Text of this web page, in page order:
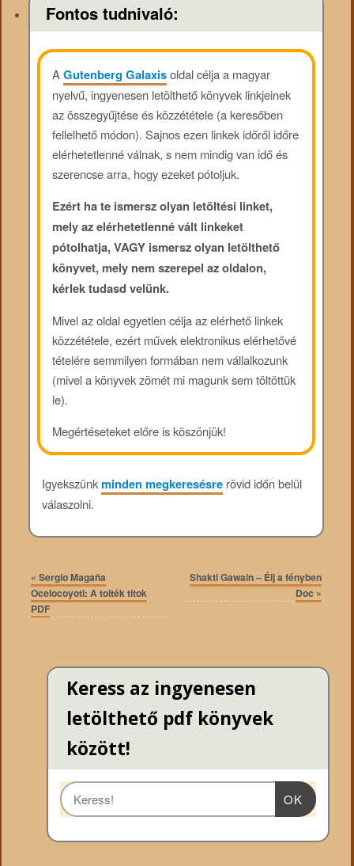
Fontos tudnivaló:
AGutenberg Galaxisoldal célja a magyar
nyelvű, ingyenesen letölthető könyvek linkjeinek
az összegyűjtése és közzététele (a keresőben
fellelhető módon). Sajnos ezen linkek időről időre
elérhetetlenné válnak, s nem mindig van idő és
szerencse arra, hogy ezeket pótoljuk.
Ezért ha te ismersz olyan letöltési linket,
mely az elérhetetlenné vált linkeket
pótolhatja, VAGY ismersz olyan letölthető
könyvet, mely nem szerepel az oldalon,
kérlek tudasd velünk.
Mivel az oldal egyetlen célja az elérhető linkek
közzététele, ezért művek elektronikus elérhetővé
tételére semmilyen formában nem vállalkozunk
(mivel a könyvek zömét mi magunk sem töltöttük
le).
Megértéseteket előre is köszönjük!
Igyekszünkminden megkeresésrerövid időn belül
válaszolni.
« Sergio Magaña
Ocelocoyotl: A tolték titok
PDF
Shakti Gawain – Élj a fényben
Doc »
Keress az ingyenesen
letölthető pdf könyvek
között!
OK